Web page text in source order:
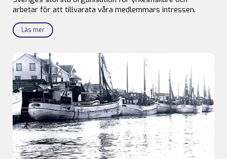
arbetar för att tillvarata våra medlemmars intressen.
Läs mer